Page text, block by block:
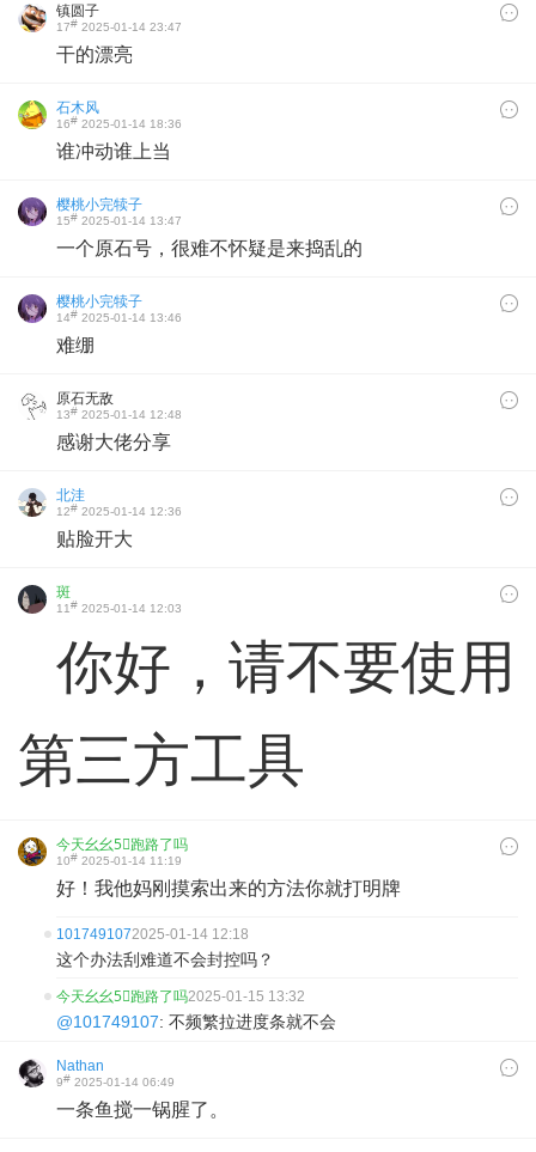
镇圆子
17# 2025-01-14 23:47
干的漂亮
石木风
16# 2025-01-14 18:36
谁冲动谁上当
樱桃小完犊子
15# 2025-01-14 13:47
一个原石号，很难不怀疑是来捣乱的
樱桃小完犊子
14# 2025-01-14 13:46
难绷
原石无敌
13# 2025-01-14 12:48
感谢大佬分享
北洼
12# 2025-01-14 12:36
贴脸开大
斑
11# 2025-01-14 12:03
你好，请不要使用
第三方工具
今天幺幺5⃣️跑路了吗
10# 2025-01-14 11:19
好！我他妈刚摸索出来的方法你就打明牌
1017491072025-01-14 12:18
这个办法刮难道不会封控吗？
今天幺幺5⃣️跑路了吗2025-01-15 13:32
@101749107: 不频繁拉进度条就不会
Nathan
9# 2025-01-14 06:49
一条鱼搅一锅腥了。